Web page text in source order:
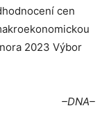
cen
2023 Výbor
–DNA–